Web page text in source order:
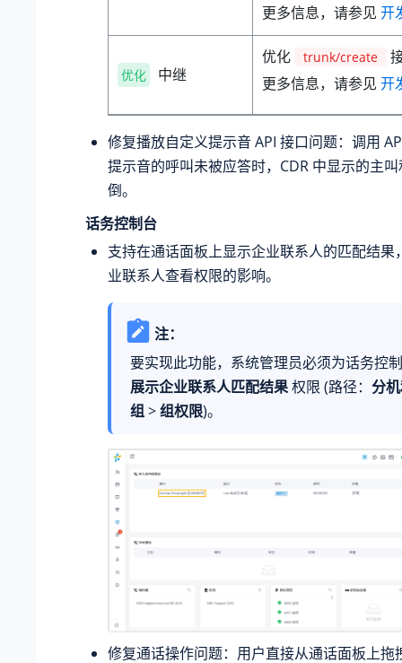
更多信息，请参见 开
优化 中继
优化 trunk/create
更多信息，请参见 开
修复播放自定义提示音 API 接口问题：调用
提示音的呼叫未被应答时，CDR 中显示的主
倒。
话务控制台
支持在通话面板上显示企业联系人的匹配结果
业联系人查看权限的影响。
注：
要实现此功能，系统管理员必须为话务控
展示企业联系人匹配结果权限 (路径： 分
组>组权限)。
修复通话操作问题：用户直接从通话面板上拖